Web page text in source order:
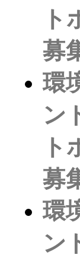
募
環
ン
募
環
ン